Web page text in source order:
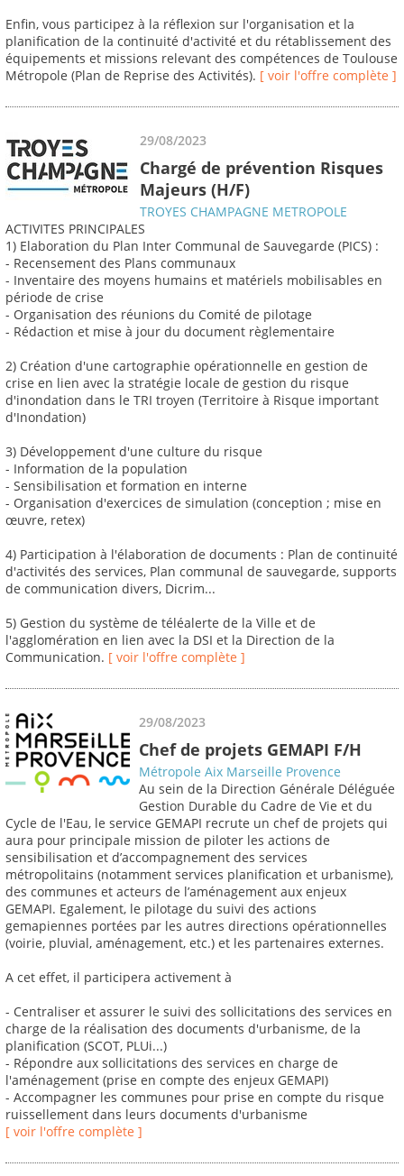
Enfin, vous participez à la réflexion sur l'organisation et la
planification de la continuité d'activité et du rétablissement des
équipements et missions relevant des compétences de Toulouse
Métropole (Plan de Reprise des Activités). [ voir l'offre complète ]
29/08/2023
Chargé de prévention Risques
Majeurs (H/F)
TROYES CHAMPAGNE METROPOLE
ACTIVITES PRINCIPALES
1) Elaboration du Plan Inter Communal de Sauvegarde (PICS) :
- Recensement des Plans communaux
- Inventaire des moyens humains et matériels mobilisables en
période de crise
- Organisation des réunions du Comité de pilotage
- Rédaction et mise à jour du document règlementaire
2) Création d'une cartographie opérationnelle en gestion de
crise en lien avec la stratégie locale de gestion du risque
d'inondation dans le TRI troyen (Territoire à Risque important
d'Inondation)
3) Développement d'une culture du risque
- Information de la population
- Sensibilisation et formation en interne
- Organisation d'exercices de simulation (conception ; mise en
œuvre, retex)
4) Participation à l'élaboration de documents : Plan de continuité
d'activités des services, Plan communal de sauvegarde, supports
de communication divers, Dicrim...
5) Gestion du système de téléalerte de la Ville et de
l'agglomération en lien avec la DSI et la Direction de la
Communication. [ voir l'offre complète ]
29/08/2023
Chef de projets GEMAPI F/H
Métropole Aix Marseille Provence
Au sein de la Direction Générale Déléguée
Gestion Durable du Cadre de Vie et du
Cycle de l'Eau, le service GEMAPI recrute un chef de projets qui
aura pour principale mission de piloter les actions de
sensibilisation et d’accompagnement des services
métropolitains (notamment services planification et urbanisme),
des communes et acteurs de l’aménagement aux enjeux
GEMAPI. Egalement, le pilotage du suivi des actions
gemapiennes portées par les autres directions opérationnelles
(voirie, pluvial, aménagement, etc.) et les partenaires externes.
A cet effet, il participera activement à
- Centraliser et assurer le suivi des sollicitations des services en
charge de la réalisation des documents d'urbanisme, de la
planification (SCOT, PLUi...)
- Répondre aux sollicitations des services en charge de
l'aménagement (prise en compte des enjeux GEMAPI)
- Accompagner les communes pour prise en compte du risque
ruissellement dans leurs documents d'urbanisme
[ voir l'offre complète ]